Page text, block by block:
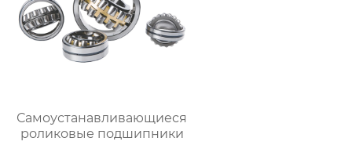
Самоустанавливающиеся
роликовые подшипники